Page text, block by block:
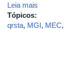
Leia mais
Tópicos:
qrsta, MGI, MEC,